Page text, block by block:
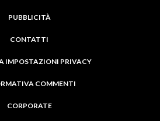
PUBBLICITÀ
CONTATTI
IMPOSTAZIONI PRIVACY
COMMENTI
CORPORATE